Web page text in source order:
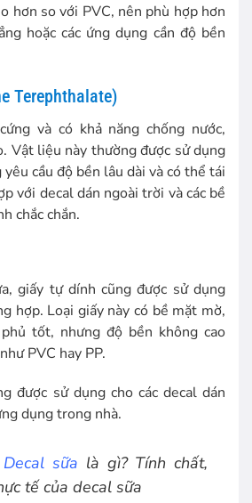
hơn so với PVC, nên phù hợp hơn
hoặc các ứng dụng cần độ bền
Terephthalate)
và có khả năng chống nước,
Vật liệu này thường được sử dụng
cầu độ bền lâu dài và có thể tái
với decal dán ngoài trời và các bề
chắc chắn.
giấy tự dính cũng được sử dụng
hợp. Loại giấy này có bề mặt mờ,
tốt, nhưng độ bền không cao
PVC hay PP.
được sử dụng cho các decal dán
dụng trong nhà.
Decal sữa là gì? Tính chất,
tế của decal sữa